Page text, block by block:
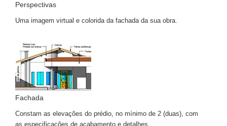
Perspectivas
Uma imagem virtual e colorida da fachada da sua obra.
Fachada
Constam as elevações do prédio, no mínimo de 2 (duas), com